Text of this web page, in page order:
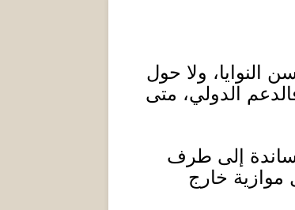
النوايا، ولا حول
الدولي، متى
إلى طرف
موازية خارج